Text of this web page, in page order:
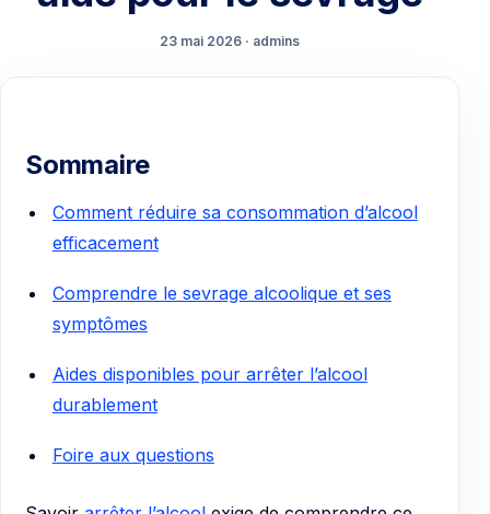
23 mai 2026 · admins
Sommaire
Comment réduire sa consommation d’alcool
efficacement
Comprendre le sevrage alcoolique et ses
symptômes
Aides disponibles pour arrêter l’alcool
durablement
Foire aux questions